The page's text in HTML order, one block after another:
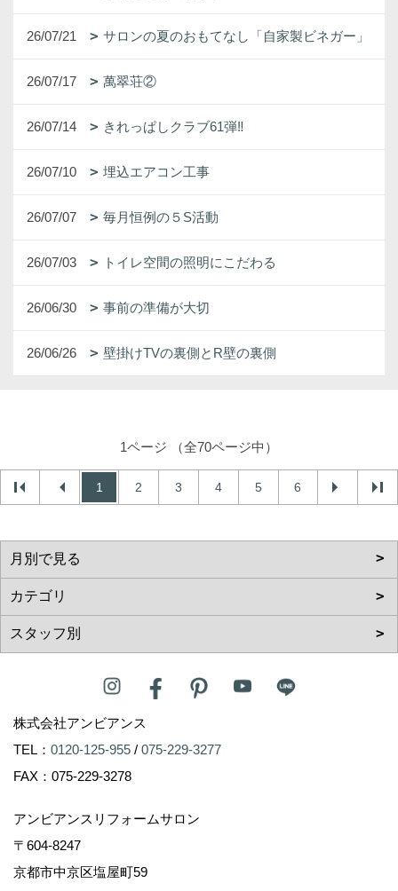
26/07/21 サロンの夏のおもてなし「自家製ビネガー」
26/07/17 萬翠荘②
26/07/14 きれっぱしクラブ61弾‼
26/07/10 埋込エアコン工事
26/07/07 毎月恒例の５S活動
26/07/03 トイレ空間の照明にこだわる
26/06/30 事前の準備が大切
26/06/26 壁掛けTVの裏側とR壁の裏側
1ページ （全70ページ中）
1 2 3 4 5 6
株式会社アンビアンス
TEL： 0120-125-955 / 075-229-3277
FAX：075-229-3278
アンビアンスリフォームサロン
〒604-8247
京都市中京区塩屋町59